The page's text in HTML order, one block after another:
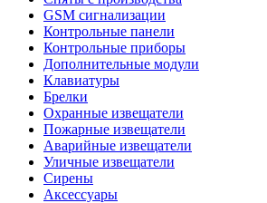
GSM сигнализации
Контрольные панели
Контрольные приборы
Дополнительные модули
Клавиатуры
Брелки
Охранные извещатели
Пожарные извещатели
Аварийные извещатели
Уличные извещатели
Сирены
Аксессуары